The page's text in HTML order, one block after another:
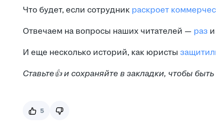
Что будет, если сотрудник раскроет
Отвечаем на вопросы наших читателей — раз и
И еще несколько историй, как юристы
Ставьте👍 и сохраняйте в закладки, чтобы
5